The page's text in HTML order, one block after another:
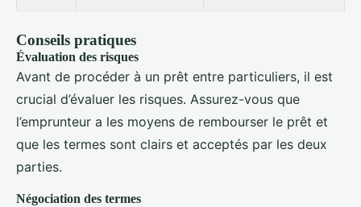
Conseils pratiques
Évaluation des risques
Avant de procéder à un prêt entre particuliers, il est
crucial d’évaluer les risques. Assurez-vous que
l’emprunteur a les moyens de rembourser le prêt et
que les termes sont clairs et acceptés par les deux
parties.
Négociation des termes